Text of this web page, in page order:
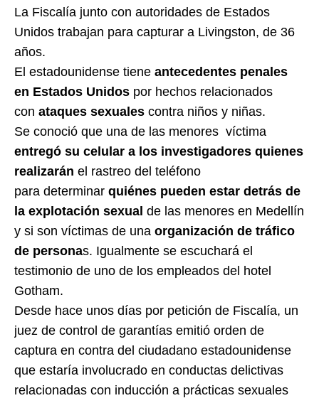
La Fiscalía junto con autoridades de Estados
Unidos trabajan para capturar a Livingston, de 36
años.
El estadounidense tiene antecedentes penales
en Estados Unidos por hechos relacionados
con ataques sexuales contra niños y niñas.
Se conoció que una de las menores víctima
entregó su celular a los investigadores quienes
realizarán el rastreo del teléfono
para determinar quiénes pueden estar detrás de
la explotación sexual de las menores en Medellín
y si son víctimas de una organización de tráfico
de personas. Igualmente se escuchará el
testimonio de uno de los empleados del hotel
Gotham.
Desde hace unos días por petición de Fiscalía, un
juez de control de garantías emitió orden de
captura en contra del ciudadano estadounidense
que estaría involucrado en conductas delictivas
relacionadas con inducción a prácticas sexuales